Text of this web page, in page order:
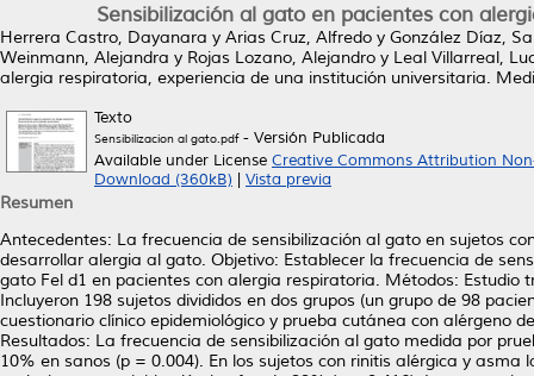
Sensibilización al gato en pacientes con
Herrera Castro, Dayanara y Arias Cruz, Alfredo y González Díaz,
Weinmann, Alejandra y Rojas Lozano, Alejandro y Leal Villarreal,
alergia respiratoria, experiencia de una institución universitaria.
Texto
Sensibilizacion al gato.pdf- Versión Publicada
Available under License Creative Commons Attribution
Download (360kB)
Vista previa
Resumen
Antecedentes: La frecuencia de sensibilización al gato en sujetos
desarrollar alergia al gato. Objetivo: Establecer la frecuencia de
gato Fel d1 en pacientes con alergia respiratoria. Métodos:
Incluyeron 198 sujetos divididos en dos grupos (un grupo de 98
cuestionario clínico epidemiológico y prueba cutánea con alérgeno
Resultados: La frecuencia de sensibilización al gato medida por
10% en sanos (p = 0.004). En los sujetos con rinitis alérgica y